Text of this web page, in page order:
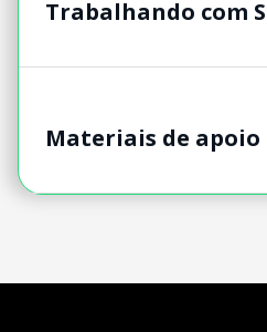
Trabalhando com
Materiais de